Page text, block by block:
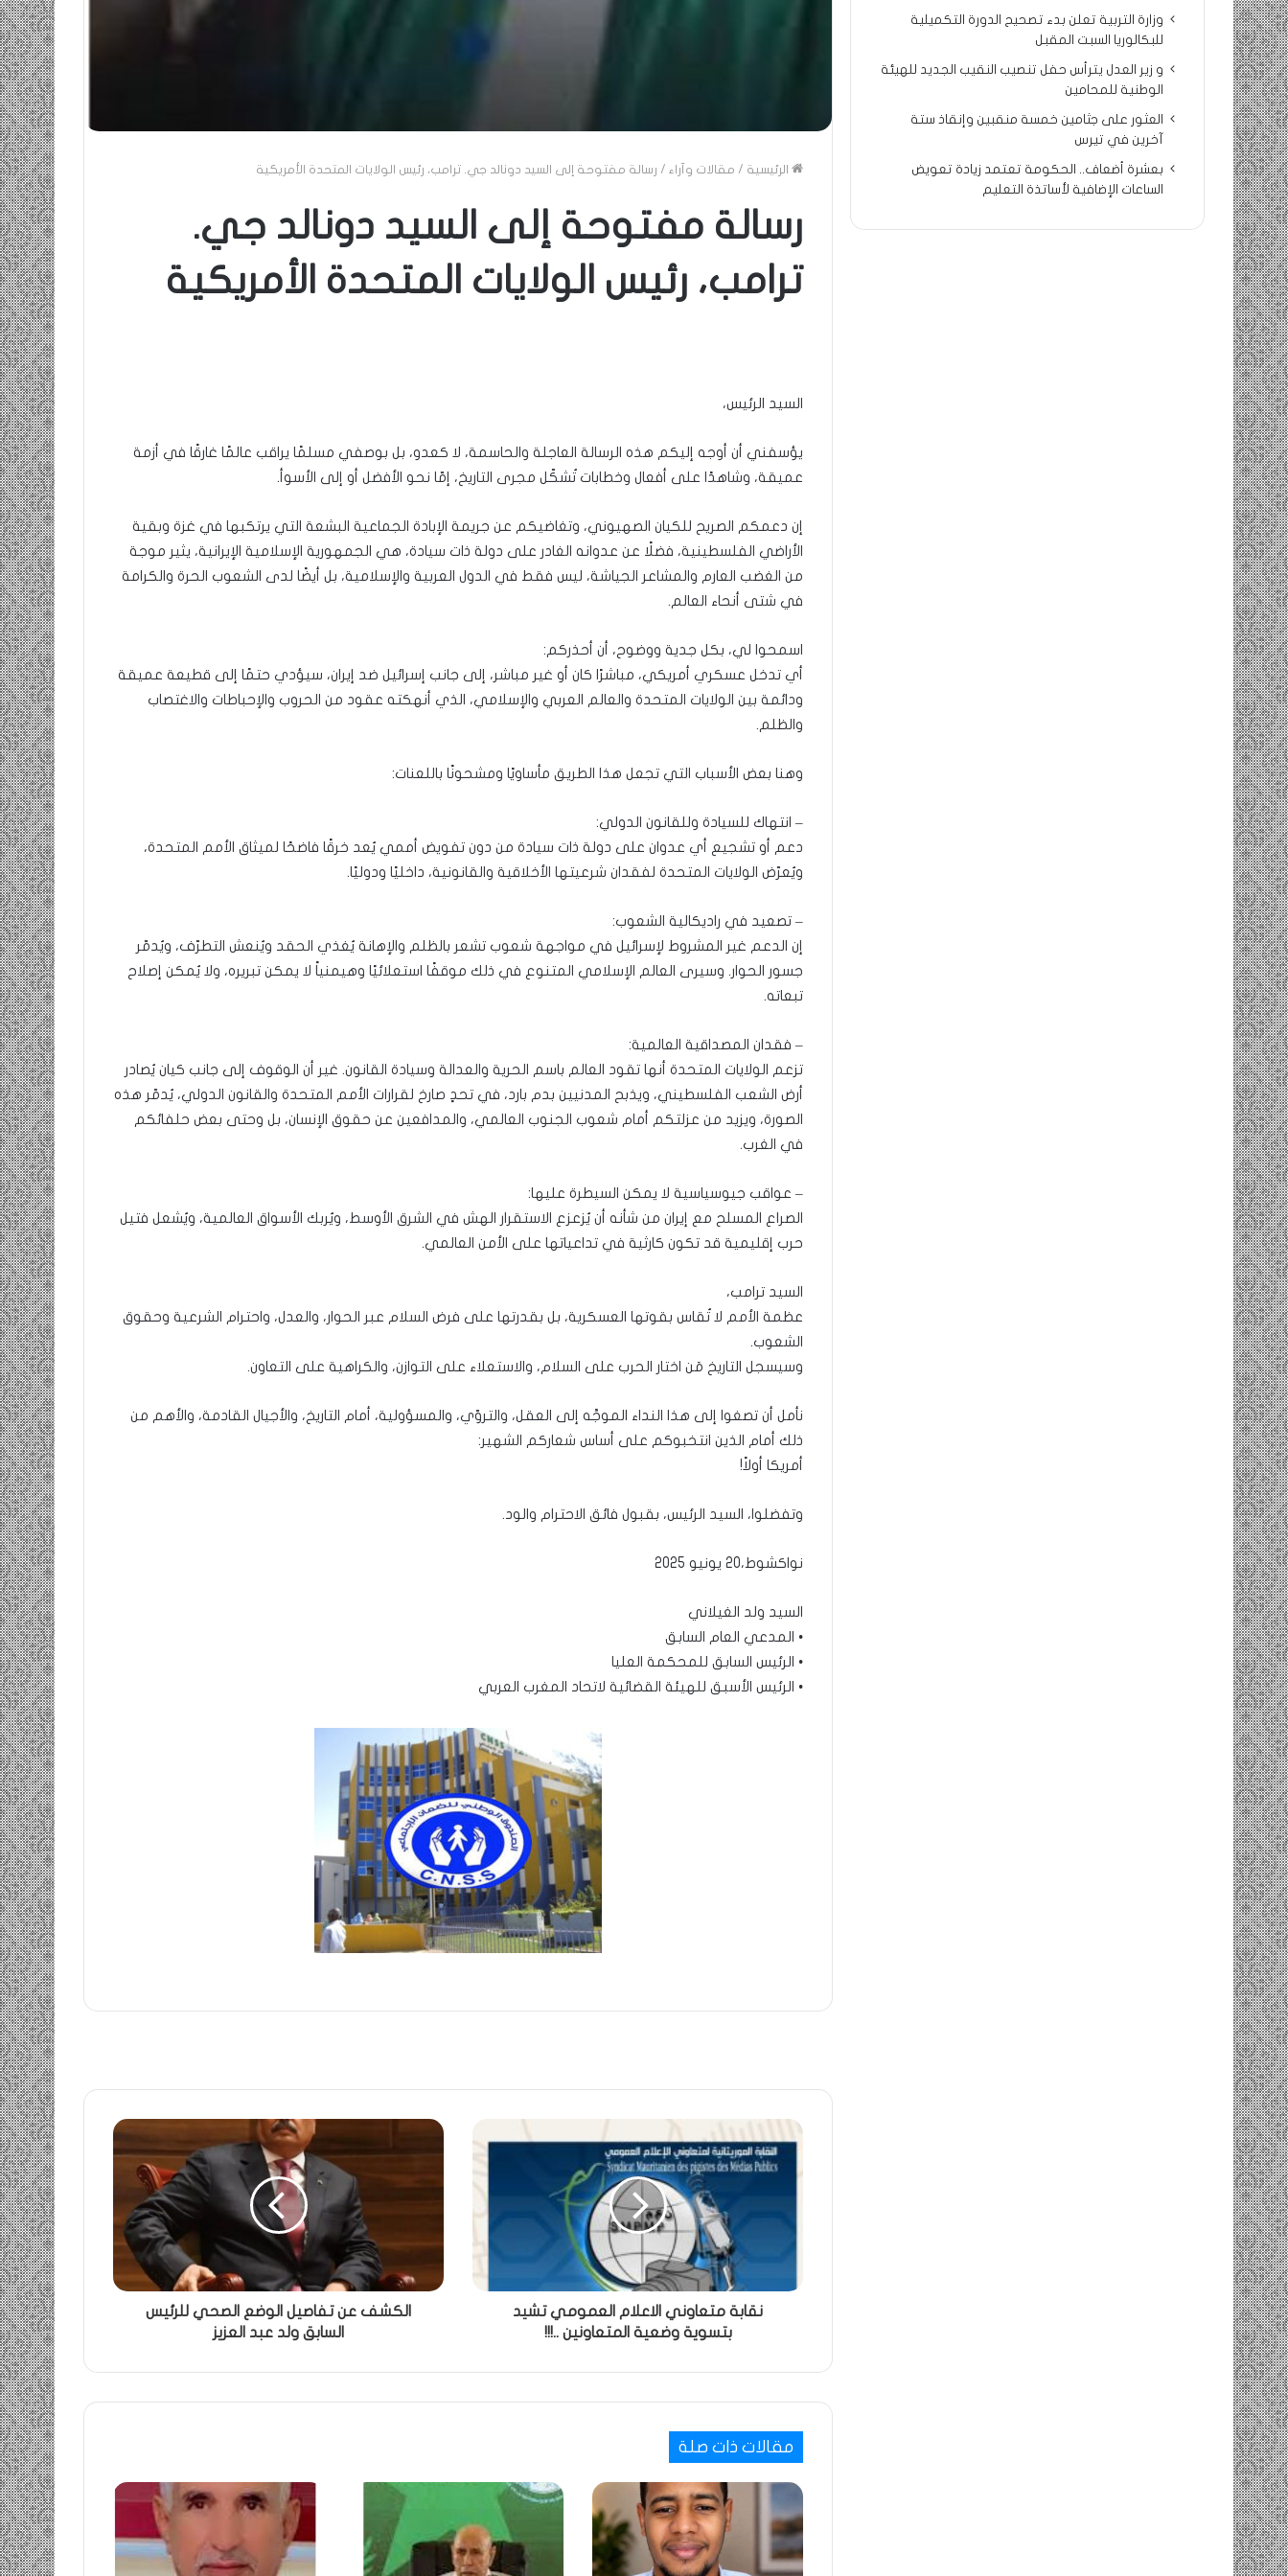
الرئيسية / مقالات وآراء / رسالة مفتوحة إلى السيد دونالد جي. ترامب، رئيس الولايات المتحدة الأمريكية
رسالة مفتوحة إلى السيد دونالد جي.
ترامب، رئيس الولايات المتحدة الأمريكية
السيد الرئيس،
يؤسفني أن أوجه إليكم هذه الرسالة العاجلة والحاسمة، لا كعدو، بل بوصفي مسلمًا يراقب عالمًا غارقًا في أزمة
عميقة، وشاهدًا على أفعال وخطابات تُشكّل مجرى التاريخ، إمّا نحو الأفضل أو إلى الأسوأ.
إن دعمكم الصريح للكيان الصهيوني، وتغاضيكم عن جريمة الإبادة الجماعية البشعة التي يرتكبها في غزة وبقية
الأراضي الفلسطينية، فضلًا عن عدوانه الغادر على دولة ذات سيادة، هي الجمهورية الإسلامية الإيرانية، يثير موجة
من الغضب العارم والمشاعر الجياشة، ليس فقط في الدول العربية والإسلامية، بل أيضًا لدى الشعوب الحرة والكرامة
في شتى أنحاء العالم.
اسمحوا لي، بكل جدية ووضوح، أن أحذركم:
أي تدخل عسكري أمريكي، مباشرًا كان أو غير مباشر، إلى جانب إسرائيل ضد إيران، سيؤدي حتمًا إلى قطيعة عميقة
ودائمة بين الولايات المتحدة والعالم العربي والإسلامي، الذي أنهكته عقود من الحروب والإحباطات والاغتصاب
والظلم.
وهنا بعض الأسباب التي تجعل هذا الطريق مأساويًا ومشحونًا باللعنات:
– انتهاك للسيادة وللقانون الدولي:
دعم أو تشجيع أي عدوان على دولة ذات سيادة من دون تفويض أممي يُعد خرقًا فاضحًا لميثاق الأمم المتحدة،
ويُعرّض الولايات المتحدة لفقدان شرعيتها الأخلاقية والقانونية، داخليًا ودوليًا.
– تصعيد في راديكالية الشعوب:
إن الدعم غير المشروط لإسرائيل في مواجهة شعوب تشعر بالظلم والإهانة يُغذي الحقد ويُنعش التطرّف، ويُدمّر
جسور الحوار. وسيرى العالم الإسلامي المتنوع في ذلك موقفًا استعلائيًا وهيمنياً لا يمكن تبريره، ولا يُمكن إصلاح
تبعاته.
– فقدان المصداقية العالمية:
تزعم الولايات المتحدة أنها تقود العالم باسم الحرية والعدالة وسيادة القانون. غير أن الوقوف إلى جانب كيان يُصادر
أرض الشعب الفلسطيني، ويذبح المدنيين بدم بارد، في تحدٍ صارخ لقرارات الأمم المتحدة والقانون الدولي، يُدمّر هذه
الصورة، ويزيد من عزلتكم أمام شعوب الجنوب العالمي، والمدافعين عن حقوق الإنسان، بل وحتى بعض حلفائكم
في الغرب.
– عواقب جيوسياسية لا يمكن السيطرة عليها:
الصراع المسلح مع إيران من شأنه أن يُزعزع الاستقرار الهش في الشرق الأوسط، ويُربك الأسواق العالمية، ويُشعل فتيل
حرب إقليمية قد تكون كارثية في تداعياتها على الأمن العالمي.
السيد ترامب،
عظمة الأمم لا تُقاس بقوتها العسكرية، بل بقدرتها على فرض السلام عبر الحوار، والعدل، واحترام الشرعية وحقوق
الشعوب.
وسيسجل التاريخ مَن اختار الحرب على السلام، والاستعلاء على التوازن، والكراهية على التعاون.
نأمل أن تصغوا إلى هذا النداء الموجَّه إلى العقل، والتروّي، والمسؤولية، أمام التاريخ، والأجيال القادمة، والأهم من
ذلك أمام الذين انتخبوكم على أساس شعاركم الشهير:
أمريكا أولاً!
وتفضلوا، السيد الرئيس، بقبول فائق الاحترام والود.
نواكشوط،20 يونيو 2025
السيد ولد الغيلاني
• المدعي العام السابق
• الرئيس السابق للمحكمة العليا
• الرئيس الأسبق للهيئة القضائية لاتحاد المغرب العربي
نقابة متعاوني الاعلام العمومي تشيد
بتسوية وضعية المتعاونين ..!!!
الكشف عن تفاصيل الوضع الصحي للرئيس
السابق ولد عبد العزيز
مقالات ذات صلة
وزارة التربية تعلن بدء تصحيح الدورة التكميلية
للبكالوريا السبت المقبل
و زير العدل يترأس حفل تنصيب النقيب الجديد للهيئة
الوطنية للمحامين
العثور على جثامين خمسة منقبين وإنقاذ ستة
آخرين في تيرس
بعشرة أضعاف.. الحكومة تعتمد زيادة تعويض
الساعات الإضافية لأساتذة التعليم